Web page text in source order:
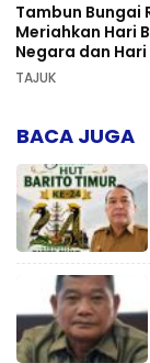
Tambun Bungai
Meriahkan Hari
Negara dan Hari
AD di Palangka
TAJUK
BACA JUGA